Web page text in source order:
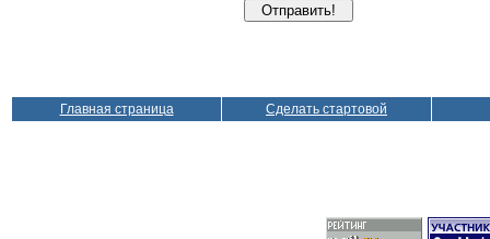
Главная страница Сделать стартовой